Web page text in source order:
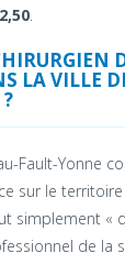
.
LA VILLE
Fault-Yonne
sur le
simplement «
de la